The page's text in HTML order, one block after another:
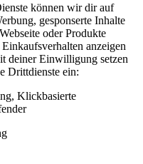
können wir dir auf
gesponserte Inhalte
oder Produkte
anzeigen
deiner Einwilligung setzen
Drittdienste ein:
Klickbasierte